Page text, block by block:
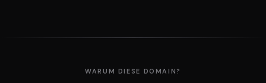
WARUM DIESE DOMAIN?